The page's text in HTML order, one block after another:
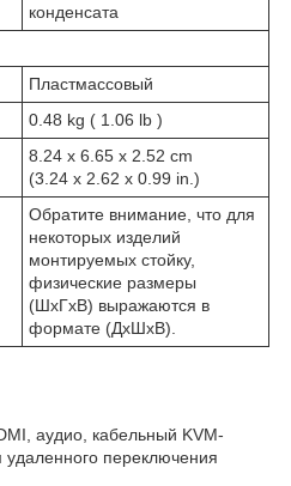
конденсата
Пластмассовый
0.48 kg ( 1.06 lb )
8.24 x 6.65 x 2.52 cm
(3.24 x 2.62 x 0.99 in.)
Обратите внимание, что для
некоторых изделий
монтируемых стойку,
физические размеры
(ШxГxВ) выражаются в
формате (ДxШxВ).
аудио, кабельный KVM-
удаленного переключения